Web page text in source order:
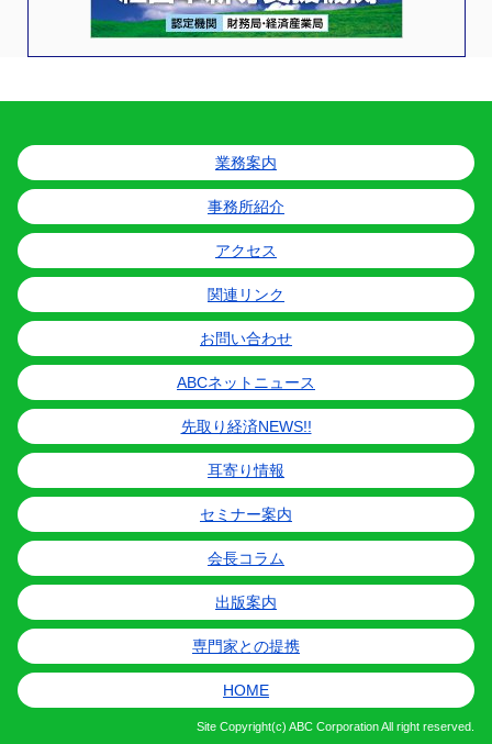
業務案内
事務所紹介
アクセス
関連リンク
お問い合わせ
ABCネットニュース
先取り経済NEWS!!
耳寄り情報
セミナー案内
会長コラム
出版案内
専門家との提携
HOME
Site Copyright(c) ABC Corporation All right reserved.